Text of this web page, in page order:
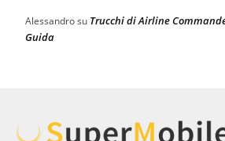
Alessandrosu Trucchi di Airline
Guida